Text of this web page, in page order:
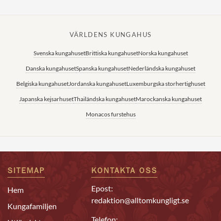
VÄRLDENS KUNGAHUS
Svenska kungahusetBrittiska kungahusetNorska kungahuset
Danska kungahusetSpanska kungahusetNederländska kungahuset
Belgiska kungahusetJordanska kungahusetLuxemburgska storhertighuset
Japanska kejsarhusetThailändska kungahusetMarockanska kungahuset
Monacos furstehus
SITEMAP
Hem
Kungafamiljen
KONTAKTA OSS
Epost:
redaktion@alltomkungligt.se